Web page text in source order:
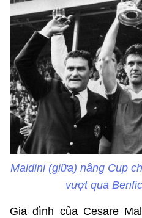
Maldini (giữa) nâng Cup
vượt qua
Gia đình của Cesare